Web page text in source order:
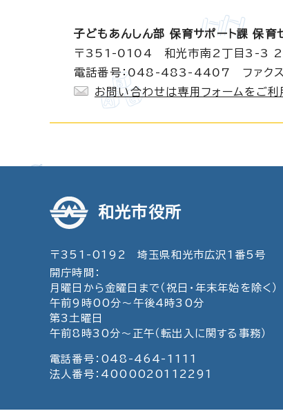
子どもあんしん部 保育サポート課 保育
〒351-0104 和光市南2丁目3-3 2
電話番号：048-483-4407 ファク
お問い合わせは専用フォームをご利
和光市役所
〒351-0192 埼玉県和光市広沢1番5号
開庁時間：
月曜日から金曜日まで（祝日・年末年始を除く）
午前9時00分～午後4時30分
第3土曜日
午前8時30分～正午（転出入に関する事務）
電話番号：048-464-1111
法人番号：4000020112291